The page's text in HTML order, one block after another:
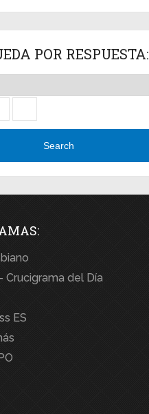
POR RESPUESTA:
Search
Crucigrama del Día
ES